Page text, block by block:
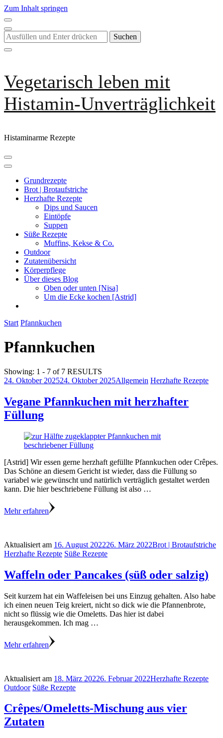
Zum Inhalt springen
Suchst
du
nach
Vegetarisch leben mit
Histamin-Unverträglichkeit
Histaminarme Rezepte
Grundrezepte
Brot | Brotaufstriche
Herzhafte Rezepte
Dips und Saucen
Eintöpfe
Suppen
Süße Rezepte
Muffins, Kekse & Co.
Outdoor
Zutatenübersicht
Körperpflege
Über dieses Blog
Oben oder unten [Nisa]
Um die Ecke kochen [Astrid]
Start Pfannkuchen
Pfannkuchen
Showing: 1 - 7 of 7 RESULTS
24. Oktober 202524. Oktober 2025Allgemein Herzhafte Rezepte
Vegane Pfannkuchen mit herzhafter
Füllung
[Astrid] Wir essen gerne herzhaft gefüllte Pfannkuchen oder Crêpes.
Das Schöne an diesem Gericht ist wieder, dass die Füllung so
variabel wie gewünscht und natürlich verträglich gestaltet werden
kann. Die hier beschriebene Füllung ist also …
Mehr erfahren
Aktualisiert am 16. August 202226. März 2022Brot | Brotaufstriche
Herzhafte Rezepte Süße Rezepte
Waffeln oder Pancakes (süß oder salzig)
Seit kurzem hat ein Waffeleisen bei uns Einzug gehalten. Also habe
ich einen neuen Teig kreiert, nicht so dick wie die Pfannenbrote,
nicht so flüssig wie die Omeletts. Das hier ist dabei
herausgekommen. Ich mag …
Mehr erfahren
Aktualisiert am 18. März 20226. Februar 2022Herzhafte Rezepte
Outdoor Süße Rezepte
Crêpes/Omeletts-Mischung aus vier
Zutaten